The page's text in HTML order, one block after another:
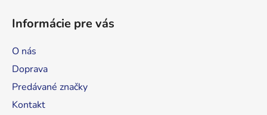
Informácie pre vás
O nás
Doprava
Predávané značky
Kontakt